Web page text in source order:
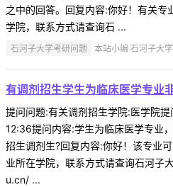
之中的回答。回复内容:你好！有关专
学院，联系方式请查询石 ...
石河子大学考研问题 本站小编 石河子大
有调剂招生学生为临床医学专业
提问问题:有关调剂招生学院:医学院
12:36提问内容:学生为临床医学专业
招生调剂生?回复内容:你好！该专业
业所在学院，联系方式请查询石河
u.cn/ ...